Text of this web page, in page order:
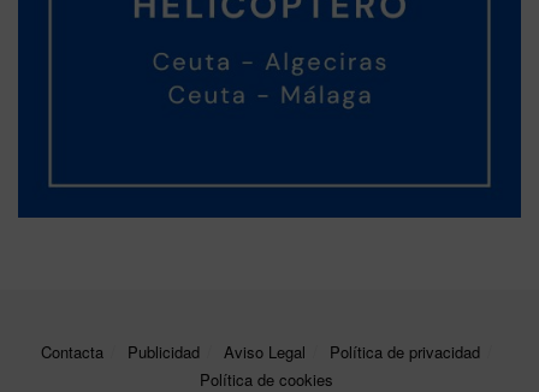
Contacta Publicidad Aviso Legal
Política de privacidad
Política de cookies